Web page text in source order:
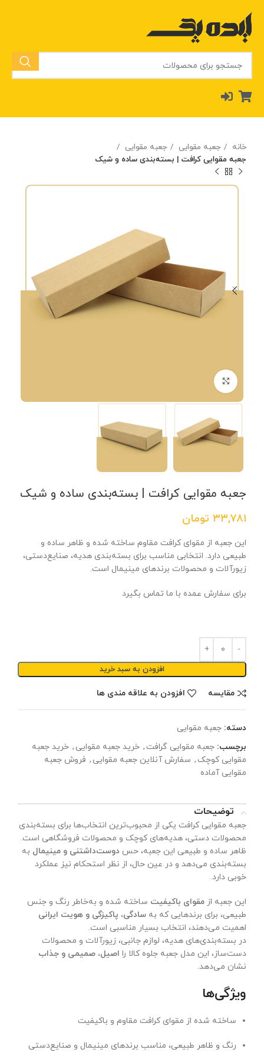
خانه جعبه مقوایی
جعبه مقوایی
جعبه مقوایی کرافت | بسته‌بندی ساده و شیک
جعبه مقوایی کرافت | بسته‌بندی ساده و شیک
۳۳,۷۸۱ تومان
این جعبه از مقوای کرافت مقاوم ساخته شده و ظاهر ساده و
طبیعی دارد. انتخابی مناسب برای بسته‌بندی هدیه، صنایع‌دستی،
زیورآلات و محصولات برندهای مینیمال است.
برای سفارش عمده با ما تماس بگیرد
افزودن به سبد خرید
مقایسه افزودن به علاقه مندی ها
دسته: جعبه مقوایی
برچسب: جعبه مقوایی گرافت , خرید جعبه مقوایی , خرید جعبه
مقوایی کوچک , سفارش آنلاین جعبه مقوایی , فروش جعبه
مقوایی آماده
توضیحات
جعبه مقوایی کرافت یکی از محبوب‌ترین انتخاب‌ها برای بسته‌بندی
محصولات دستی، هدیه‌های کوچک و محصولات فروشگاهی است.
ظاهر ساده و طبیعی این جعبه، حس دوست‌داشتنی و مینیمال به
بسته‌بندی می‌دهد و در عین حال، از نظر استحکام نیز عملکرد
خوبی دارد.
این جعبه از مقوای باکیفیت ساخته شده و به‌خاطر رنگ و جنس
طبیعی، برای برندهایی که به سادگی، پاکیزگی و هویت ایرانی
اهمیت می‌دهند، انتخاب بسیار مناسبی است.
در بسته‌بندی‌های هدیه، لوازم جانبی، زیورآلات و محصولات
دست‌ساز، این مدل جعبه جلوه کالا را اصیل، صمیمی و جذاب
نشان می‌دهد.
ویژگی‌ها
ساخته شده از مقوای کرافت مقاوم و باکیفیت
رنگ و ظاهر طبیعی، مناسب برندهای مینیمال و صنایع‌دستی